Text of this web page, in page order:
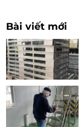
Bài viết mới